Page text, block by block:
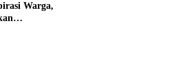
Warga,